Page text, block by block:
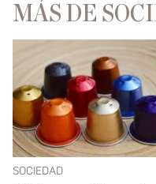
MÁS DE
SOCIEDAD